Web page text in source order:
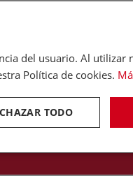
del usuario. Al utilizar
Política de cookies.
TODO